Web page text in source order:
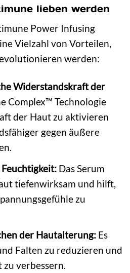
lieben werden
Power Infusing
Vielzahl von Vorteilen,
werden:
Widerstandskraft der
Complex™ Technologie
der Haut zu aktivieren
gegen äußere
Das Serum
tiefenwirksam und hilft,
zu
der Hautalterung:Es
Falten zu reduzieren und
verbessern.